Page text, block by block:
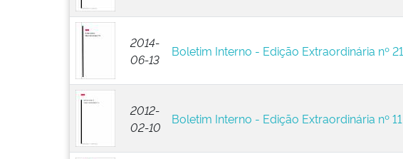
2014-
06-13
Boletim Interno - Edição Extraordinária nº 21
2012-
02-10
Boletim Interno - Edição Extraordinária nº 11